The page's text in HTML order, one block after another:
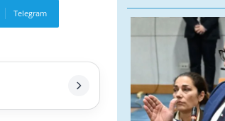
Telegram